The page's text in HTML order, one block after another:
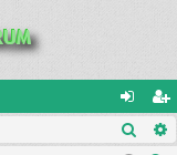
al ar